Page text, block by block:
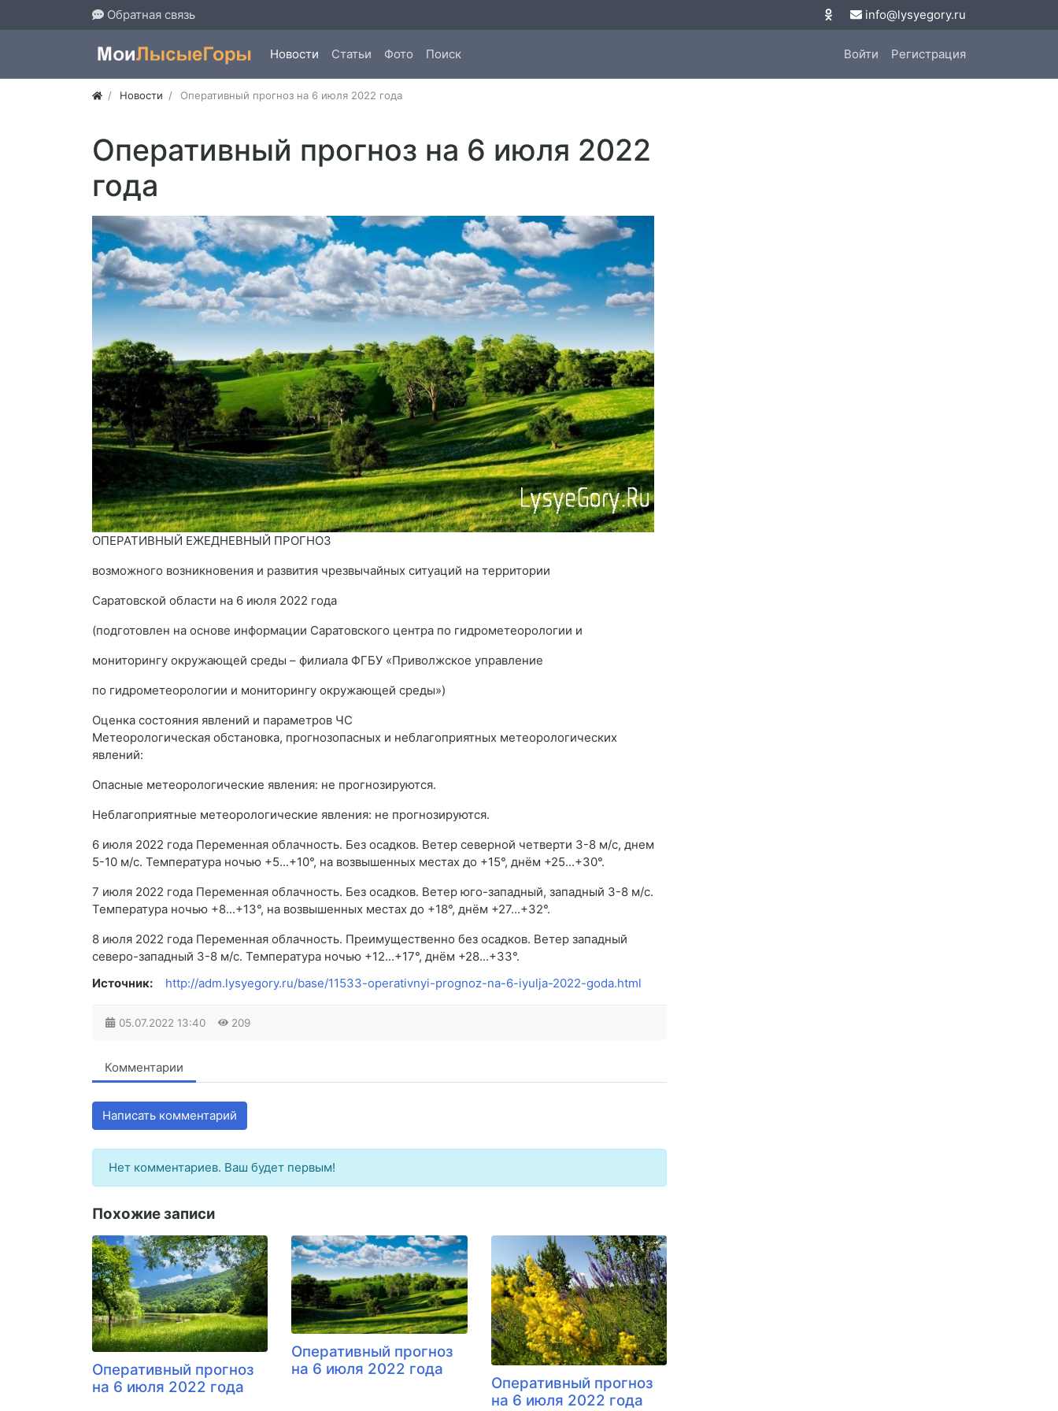
Обратная связь info@lysyegory.ru
Новости Статьи Фото Поиск Войти Регистрация
Новости Оперативный прогноз на 6 июля 2022 года
Оперативный прогноз на 6 июля 2022
года
ОПЕРАТИВНЫЙ ЕЖЕДНЕВНЫЙ ПРОГНОЗ
возможного возникновения и развития чрезвычайных ситуаций на территории
Саратовской области на 6 июля 2022 года
(подготовлен на основе информации Саратовского центра по гидрометеорологии и
мониторингу окружающей среды – филиала ФГБУ «Приволжское управление
по гидрометеорологии и мониторингу окружающей среды»)
Оценка состояния явлений и параметров ЧС
Метеорологическая обстановка, прогнозопасных и неблагоприятных метеорологических
явлений:
Опасные метеорологические явления: не прогнозируются.
Неблагоприятные метеорологические явления: не прогнозируются.
6 июля 2022 года Переменная облачность. Без осадков. Ветер северной четверти 3-8 м/с, днем
5-10 м/с. Температура ночью +5...+10°, на возвышенных местах до +15°, днём +25...+30°.
7 июля 2022 года Переменная облачность. Без осадков. Ветер юго-западный, западный 3-8 м/с.
Температура ночью +8...+13°, на возвышенных местах до +18°, днём +27...+32°.
8 июля 2022 года Переменная облачность. Преимущественно без осадков. Ветер западный
северо-западный 3-8 м/с. Температура ночью +12...+17°, днём +28...+33°.
Источник:
http://adm.lysyegory.ru/base/11533-operativnyi-prognoz-na-6-iyulja-2022-goda.html
05.07.2022 13:40 209
Комментарии
Написать комментарий
Нет комментариев. Ваш будет первым!
Похожие записи
Оперативный прогноз
на 6 июля 2022 года
Оперативный прогноз
на 6 июля 2022 года
Оперативный прогноз
на 6 июля 2022 года